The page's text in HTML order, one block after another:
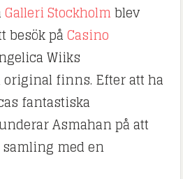
Galleri Stockholmblev
besök påCasino
Wiiks
original finns. Efter att ha
fantastiska
Asmahan på att
med en